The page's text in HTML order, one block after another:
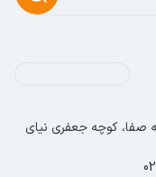
صفا، کوچه جعفری نیای